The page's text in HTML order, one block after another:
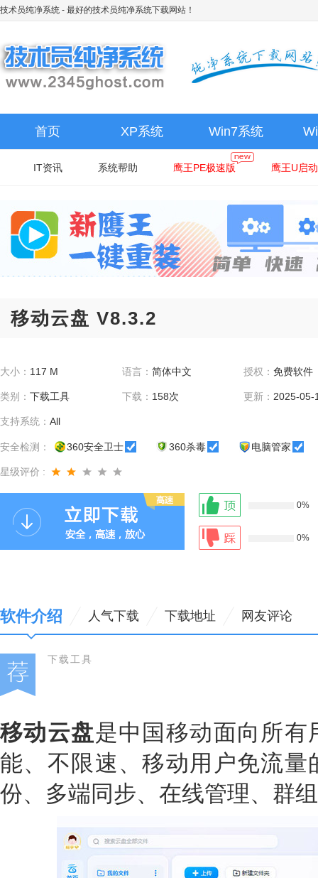
技术员纯净系统 - 最好的技术员纯净系统下载网站！
首页 XP系统 Win7系统
IT资讯 系统帮助 鹰王PE极速版 鹰王U启
移动云盘 V8.3.2
大小： 117 M 语言： 简体中文 授权：免费软件
类别： 下载工具 下载： 158次 更新： 2025-05-
支持系统： All
安全检测： 360安全卫士 360杀毒 电脑管家
星级评价 :
0%
0%
软件介绍 人气下载 下载地址 网友评论
下载工具
移动云盘是中国移动面向所有
能、不限速、移动用户免流
份、多端同步、在线管理、群